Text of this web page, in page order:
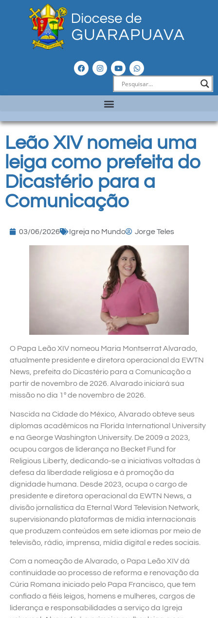
Leão XIV nomeia uma
leiga como prefeita do
Dicastério para a
Comunicação
03/06/2026 Igreja no Mundo Jorge Teles
O Papa Leão XIV nomeou Maria Montserrat Alvarado,
atualmente presidente e diretora operacional da EWTN
News, prefeita do Dicastério para a Comunicação a
partir de novembro de 2026. Alvarado iniciará sua
missão no dia 1º de novembro de 2026.
Nascida na Cidade do México, Alvarado obteve seus
diplomas acadêmicos na Florida International University
e na George Washington University. De 2009 a 2023,
ocupou cargos de liderança no Becket Fund for
Religious Liberty, dedicando-se a iniciativas voltadas à
defesa da liberdade religiosa e à promoção da
dignidade humana. Desde 2023, ocupa o cargo de
presidente e diretora operacional da EWTN News, a
divisão jornalística da Eternal Word Television Network,
supervisionando plataformas de mídia internacionais
que produzem conteúdos em sete idiomas por meio de
televisão, rádio, imprensa, mídia digital e redes sociais.
Com a nomeação de Alvarado, o Papa Leão XIV dá
continuidade ao processo de reforma e renovação da
Cúria Romana iniciado pelo Papa Francisco, que tem
confiado a fiéis leigos, homens e mulheres, cargos de
liderança e responsabilidades a serviço da Igreja